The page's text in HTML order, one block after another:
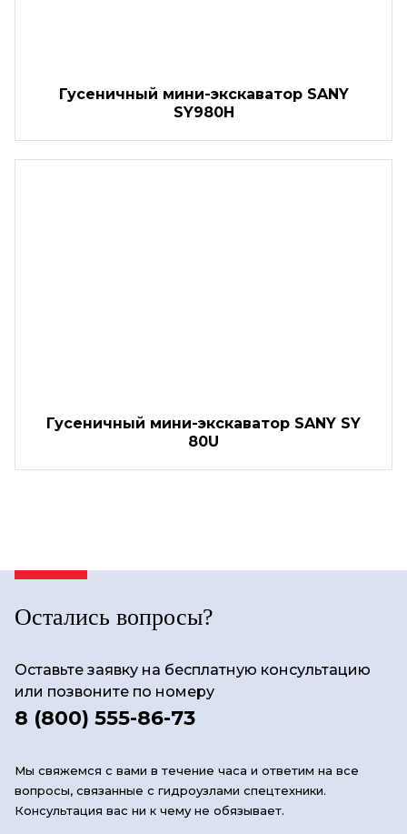
Гусеничный мини-экскаватор SANY
SY980H
Гусеничный мини-экскаватор SANY SY
80U
Остались вопросы?
Оставьте заявку на бесплатную консультацию
или позвоните по номеру
8 (800) 555-86-73
Мы свяжемся с вами в течение часа и ответим на все
вопросы, связанные с гидроузлами спецтехники.
Консультация вас ни к чему не обязывает.